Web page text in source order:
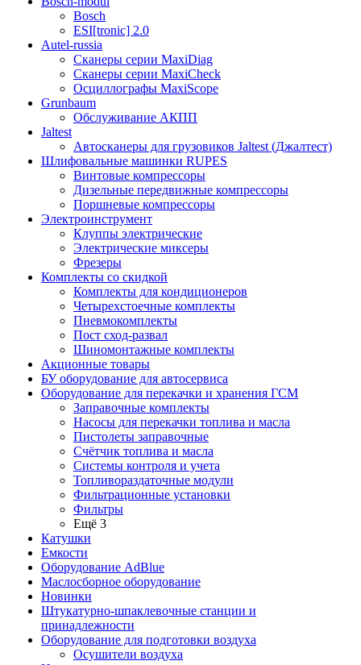
Bosch
ESI[tronic] 2.0
Autel-russia
Сканеры серии MaxiDiag
Сканеры серии MaxiCheck
Осциллографы MaxiScope
Grunbaum
Обслуживание АКПП
Jaltest
Автосканеры для грузовиков Jaltest (Джалтест)
Шлифовальные машинки RUPES
Винтовые компрессоры
Дизельные передвижные компрессоры
Поршневые компрессоры
Электроинструмент
Клуппы электрические
Электрические миксеры
Фрезеры
Комплекты со скидкой
Комплекты для кондиционеров
Четырехстоечные комплекты
Пневмокомплекты
Пост сход-развал
Шиномонтажные комплекты
Акционные товары
БУ оборудование для автосервиса
Оборудование для перекачки и хранения ГСМ
Заправочные комплекты
Насосы для перекачки топлива и масла
Пистолеты заправочные
Счётчик топлива и масла
Системы контроля и учета
Топливораздаточные модули
Фильтрационные установки
Фильтры
Ещё 3
Катушки
Емкости
Оборудование AdBlue
Маслосборное оборудование
Новинки
Штукатурно-шпаклевочные станции и
принадлежности
Оборудование для подготовки воздуха
Осушители воздуха